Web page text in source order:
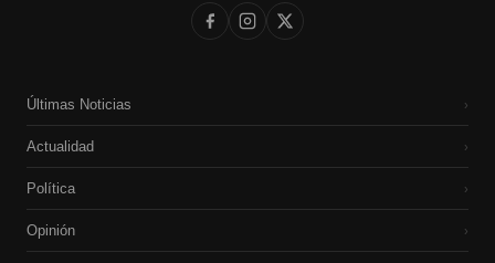
Últimas Noticias ›
Actualidad ›
Política ›
Opinión ›